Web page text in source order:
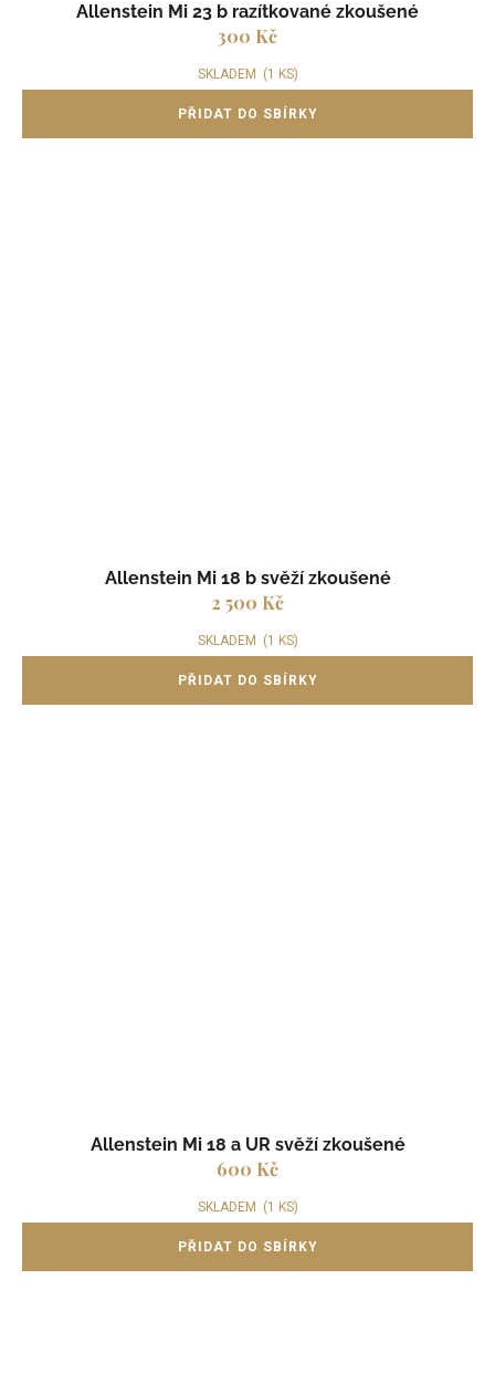
Allenstein Mi 23 b razítkované zkoušené
300 Kč
SKLADEM (1 KS)
Allenstein Mi 18 b svěží zkoušené
2 500 Kč
SKLADEM (1 KS)
Allenstein Mi 18 a UR svěží zkoušené
600 Kč
SKLADEM (1 KS)